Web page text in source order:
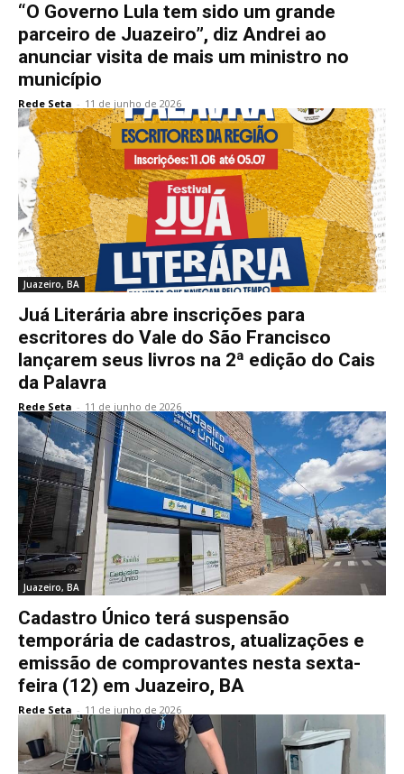
“O Governo Lula tem sido um grande
parceiro de Juazeiro”, diz Andrei ao
anunciar visita de mais um ministro no
município
Rede Seta - 11 de junho de 2026
Juazeiro, BA
Juá Literária abre inscrições para
escritores do Vale do São Francisco
lançarem seus livros na 2ª edição do Cais
da Palavra
Rede Seta - 11 de junho de 2026
Juazeiro, BA
Cadastro Único terá suspensão
temporária de cadastros, atualizações e
emissão de comprovantes nesta sexta-
feira (12) em Juazeiro, BA
Rede Seta - 11 de junho de 2026